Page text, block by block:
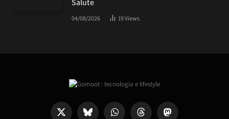
04/08/2026 19Views
X Bluesky WhatsAppThreads Mastodon